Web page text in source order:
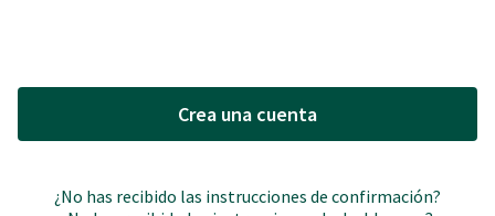
Crea una cuenta
¿No has recibido las instrucciones de confirmación?